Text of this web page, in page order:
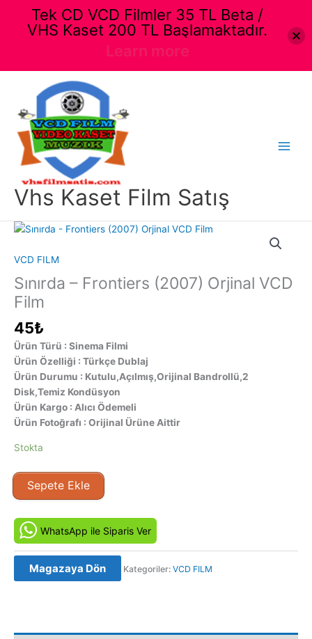
Vhs Kaset Film Satış
VCD FILM
Sınırda – Frontiers (2007) Orjinal VCD
Film
45₺
Ürün Türü : Sinema Filmi
Ürün Özelliği : Türkçe Dublaj
Ürün Durumu : Kutulu,Açılmış,Orijinal Bandrollü,2
Disk,Temiz Kondüsyon
Ürün Kargo : Alıcı Ödemeli
Ürün Fotoğrafı : Orijinal Ürüne Aittir
Stokta
Sınırda
-
(2007)
Orjinal
VCD
Film
Sepete Ekle
WhatsApp ile Siparis Ver
Magazaya Dön Kategoriler: VCD FILM
Tek CD VCD Filmler 35 TL Beta /
VHS Kaset 200 TL Başlamaktadır.
Learn more